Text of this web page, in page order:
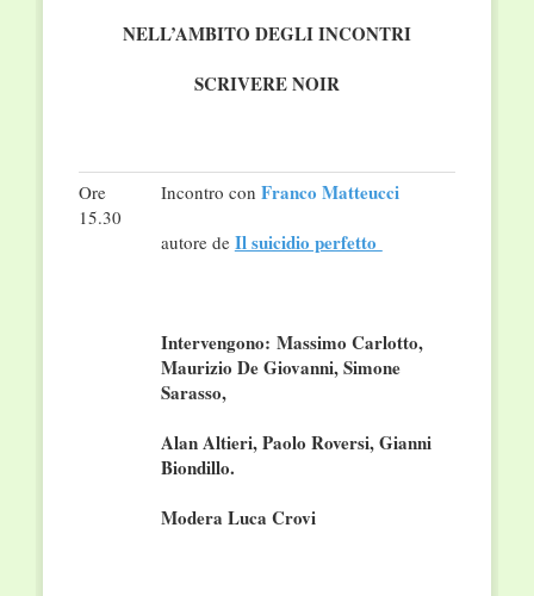
NELL’AMBITO DEGLI INCONTRI
SCRIVERE NOIR
Ore
15.30
Incontro con Franco Matteucci
autore de Il suicidio perfetto
Intervengono: Massimo Carlotto,
Maurizio De Giovanni, Simone
Sarasso,
Alan Altieri, Paolo Roversi, Gianni
Biondillo.
Modera Luca Crovi